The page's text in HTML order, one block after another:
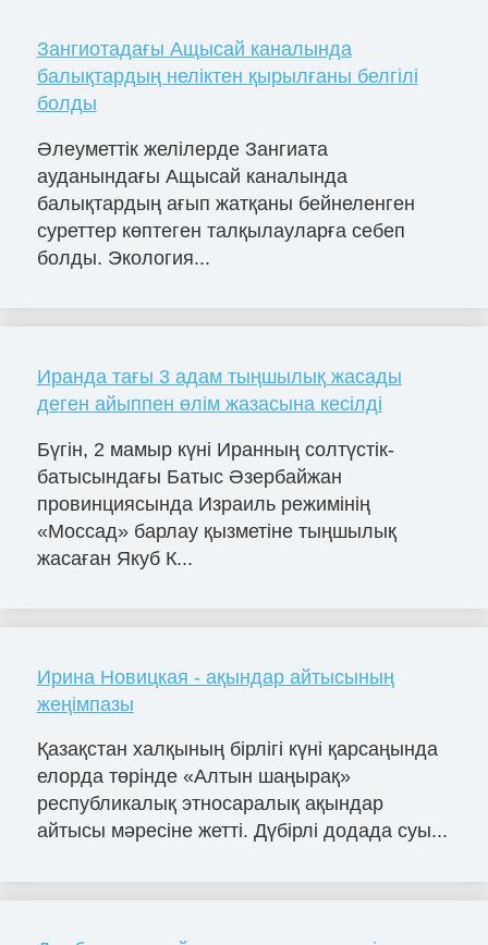
Зангиотадағы Ащысай каналында
балықтардың неліктен қырылғаны белгілі
болды
Әлеуметтік желілерде Зангиата
ауданындағы Ащысай каналында
балықтардың ағып жатқаны бейнеленген
суреттер көптеген талқылауларға себеп
болды. Экология...
Иранда тағы 3 адам тыңшылық жасады
деген айыппен өлім жазасына кесілді
Бүгін, 2 мамыр күні Иранның солтүстік-
батысындағы Батыс Әзербайжан
провинциясында Израиль режимінің
«Моссад» барлау қызметіне тыңшылық
жасаған Якуб К...
Ирина Новицкая - ақындар айтысының
жеңімпазы
Қазақстан халқының бірлігі күні қарсаңында
елорда төрінде «Алтын шаңырақ»
республикалық этносаралық ақындар
айтысы мәресіне жетті. Дүбірлі додада суы...